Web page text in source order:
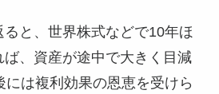
と、世界株式などで10年ほ
ば、資産が途中で大きく目減
には複利効果の恩恵を受けら